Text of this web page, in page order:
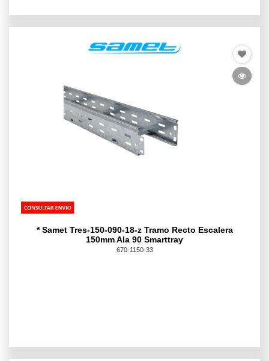
* Samet Tres-150-090-18-z Tramo Recto Escalera
150mm Ala 90 Smarttray
670-1150-33